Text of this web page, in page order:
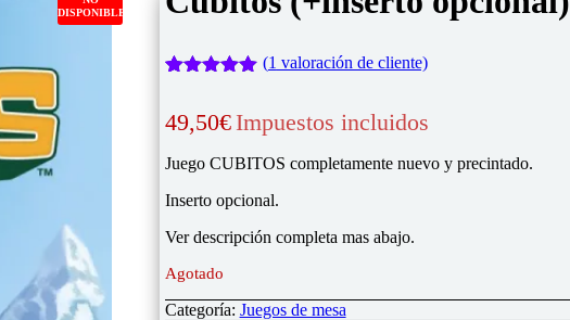
DISPONIBLE
5 en base
de un
cliente
(1 valoración de cliente)
49,50€ Impuestos incluidos
Juego CUBITOS completamente nuevo y precintado.
Inserto opcional.
Ver descripción completa mas abajo.
Agotado
Categoría: Juegos de mesa